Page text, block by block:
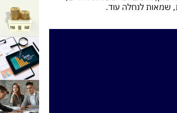
שמאות לנחלה עוד.